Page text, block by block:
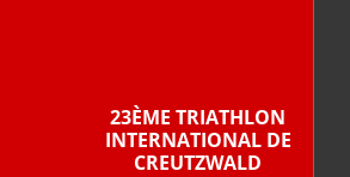
23ÈME TRIATHLON
INTERNATIONAL DE
CREUTZWALD